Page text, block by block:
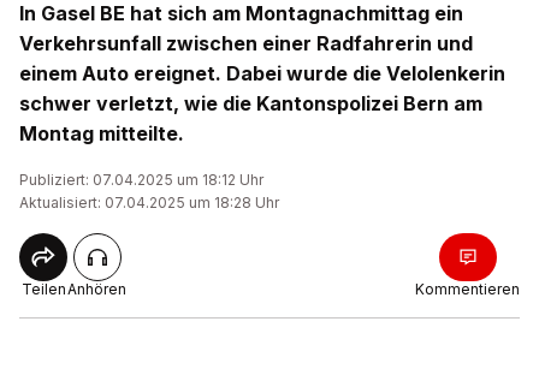
In Gasel BE hat sich am Montagnachmittag ein
Verkehrsunfall zwischen einer Radfahrerin und
einem Auto ereignet. Dabei wurde die Velolenkerin
schwer verletzt, wie die Kantonspolizei Bern am
Montag mitteilte.
Publiziert: 07.04.2025 um 18:12 Uhr
Aktualisiert: 07.04.2025 um 18:28 Uhr
TeilenAnhören Kommentieren